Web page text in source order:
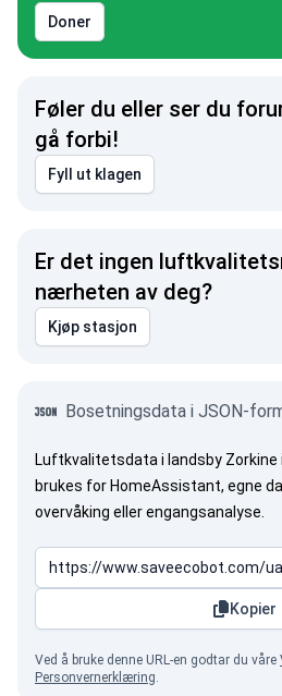
Doner
Føler du eller ser du
gå forbi!
Fyll ut klagen
Er det ingen
nærheten av deg?
Kjøp stasjon
Bosetningsdata i JSON-
Luftkvalitetsdata i landsby Zorkine
brukes for HomeAssistant, egne
overvåking eller engangsanalyse.
Kopier
Ved å bruke denne URL-en godtar du våre
Personvernerklæring.